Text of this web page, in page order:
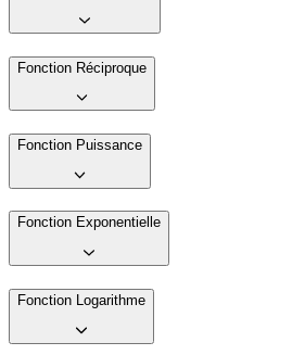
Fonction Réciproque
Fonction Puissance
Fonction Exponentielle
Fonction Logarithme